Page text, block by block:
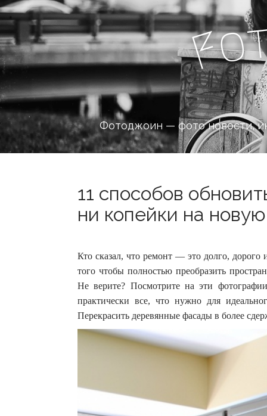
Fo
Фотоджоин — фото новости,
11 способов
ни копейки на
Кто сказал, что ремонт — это долго,
того чтобы полностью преобразить
Не верите? Посмотрите на эти
практически все, что нужно для
Перекрасить деревянные фасады в более